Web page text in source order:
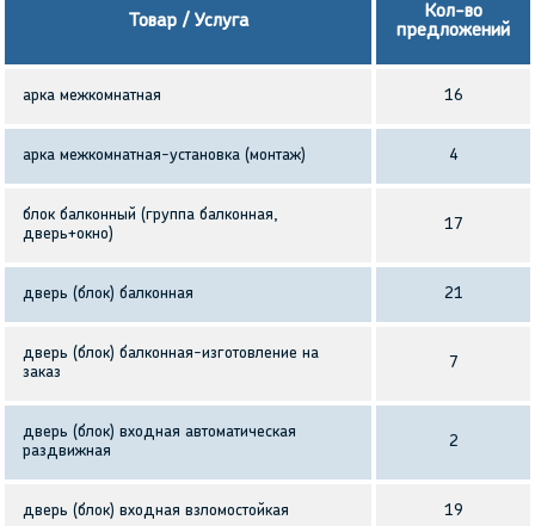
Товар / Услуга
Кол-во
предложений
арка межкомнатная 16
арка межкомнатная-установка (монтаж) 4
блок балконный (группа балконная,
дверь+окно)
17
дверь (блок) балконная 21
дверь (блок) балконная-изготовление на
заказ
7
дверь (блок) входная автоматическая
раздвижная
2
дверь (блок) входная взломостойкая 19